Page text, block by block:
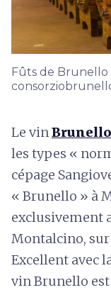
Fûts de Brunello
Le vin
les types «
cépage
« Brunello » à
exclusivement
Montalcino, sur
Excellent avec
vin Brunello